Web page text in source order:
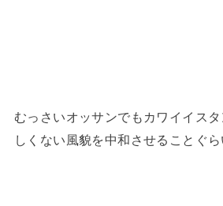
むっさいオッサンでもカワイイス
しくない風貌を中和させることぐら